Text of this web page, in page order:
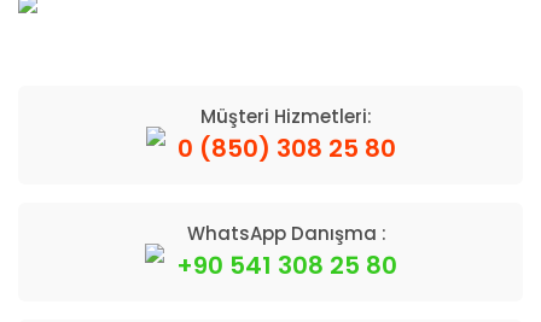
Müşteri Hizmetleri:
0 (850) 308 25 80
WhatsApp Danışma :
+90 541 308 25 80